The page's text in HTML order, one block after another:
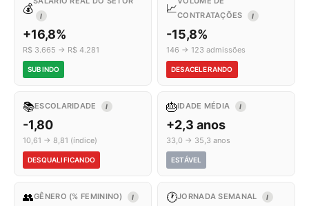
💰
I
+16,8%
R$ 3.665 → R$ 4.281
SUBINDO
📈CONTRATAÇÕES
I
-15,8%
146 → 123 admissões
DESACELERANDO
📚ESCOLARIDADE I
-1,80
10,61 → 8,81 (índice)
DESQUALIFICANDO
🎂IDADE MÉDIA I
+2,3 anos
33,0 → 35,3 anos
ESTÁVEL
👥GÊNERO (% FEMININO) I 🕐JORNADA SEMANAL I